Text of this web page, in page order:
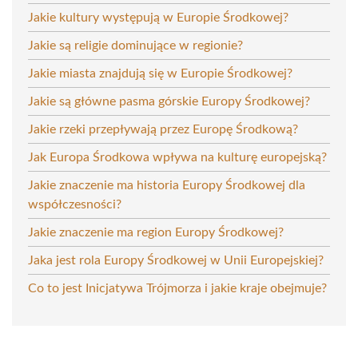
Jakie kultury występują w Europie Środkowej?
Jakie są religie dominujące w regionie?
Jakie miasta znajdują się w Europie Środkowej?
Jakie są główne pasma górskie Europy Środkowej?
Jakie rzeki przepływają przez Europę Środkową?
Jak Europa Środkowa wpływa na kulturę europejską?
Jakie znaczenie ma historia Europy Środkowej dla
współczesności?
Jakie znaczenie ma region Europy Środkowej?
Jaka jest rola Europy Środkowej w Unii Europejskiej?
Co to jest Inicjatywa Trójmorza i jakie kraje obejmuje?